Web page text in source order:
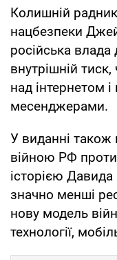
Колишній
нацбезпеки
російська влада
внутрішній
над інтернетом
месенджерами.
У виданні
війною РФ проти
історією Давида
значно менші
нову модель
технології,